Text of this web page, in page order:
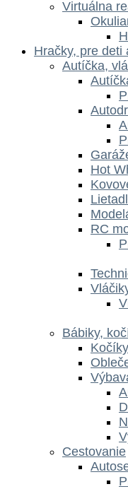
Virtuálna
Hračky, pre deti
Autíčka,
Hot
RC
Bábiky,
Kočíky
Cestovanie